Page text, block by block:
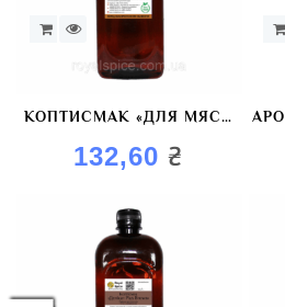
КОПТИСМАК «ДЛЯ МЯСА
ПТИЦЫ» КРАСИТЕЛЬ
КОПТИЛЬНЫЙ
132,60₴